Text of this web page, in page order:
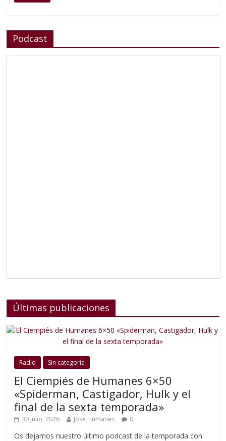
Podcast
Últimas publicaciones
Radio Sin categoría
El Ciempiés de Humanes 6×50
«Spiderman, Castigador, Hulk y el
final de la sexta temporada»
30 julio, 2026 Jose Humanes 0
Os dejamos nuestro último podcast de la temporada con